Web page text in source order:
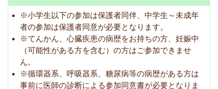
※小学生以下の参加は保護者同伴、中学生～未成年
者の参加は保護者同意が必要となります。
※てんかん、心臓疾患の病歴をお持ちの方、妊娠中
（可能性がある方を含む）の方はご参加できませ
ん。
※循環器系、呼吸器系、糖尿病等の病歴がある方は
事前に医師の診断による参加同意書が必要となりま